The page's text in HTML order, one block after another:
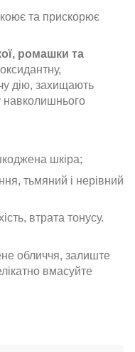
та прискорює
ромашки та
дію, захищають
навколишнього
шкіра;
тьмяний і нерівний
втрата тонусу.
обличчя, залиште
вмасуйте